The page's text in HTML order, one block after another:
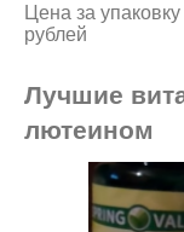
Цена за
рублей
Лучшие
лютеином